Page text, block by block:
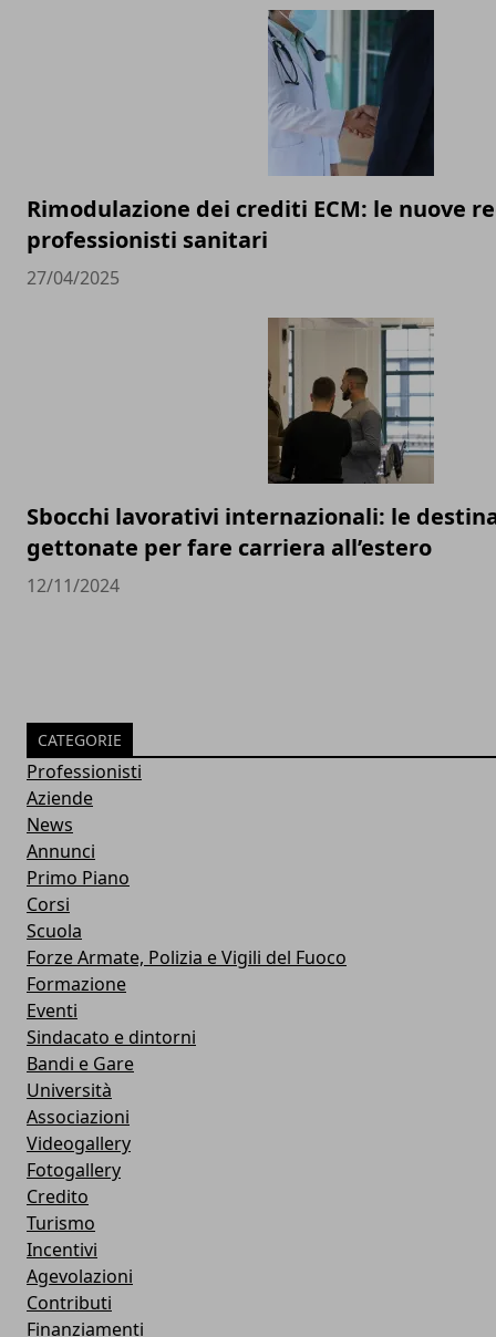
Rimodulazione dei crediti ECM: le nuove
professionisti sanitari
27/04/2025
Sbocchi lavorativi internazionali: le
gettonate per fare carriera all’estero
12/11/2024
CATEGORIE
Professionisti
Aziende
News
Annunci
Primo Piano
Corsi
Scuola
Forze Armate, Polizia e Vigili del Fuoco
Formazione
Eventi
Sindacato e dintorni
Bandi e Gare
Università
Associazioni
Videogallery
Fotogallery
Credito
Turismo
Incentivi
Agevolazioni
Contributi
Finanziamenti